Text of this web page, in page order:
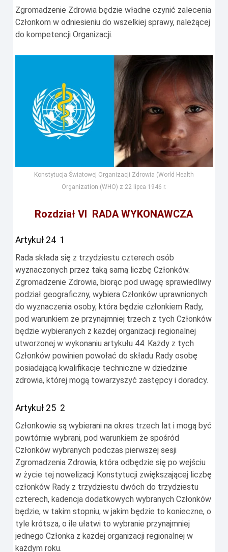
Zgromadzenie Zdrowia będzie władne czynić zalecenia
Członkom w odniesieniu do wszelkiej sprawy, należącej
do kompetencji Organizacji.
Konstytucja Światowej Organizacji Zdrowia (World Health
Organization (WHO) z 22 lipca 1946 r.
Rozdział VI RADA WYKONAWCZA
Artykuł 24 1
Rada składa się z trzydziestu czterech osób
wyznaczonych przez taką samą liczbę Członków.
Zgromadzenie Zdrowia, biorąc pod uwagę sprawiedliwy
podział geograficzny, wybiera Członków uprawnionych
do wyznaczenia osoby, która będzie członkiem Rady,
pod warunkiem że przynajmniej trzech z tych Członków
będzie wybieranych z każdej organizacji regionalnej
utworzonej w wykonaniu artykułu 44. Każdy z tych
Członków powinien powołać do składu Rady osobę
posiadającą kwalifikacje techniczne w dziedzinie
zdrowia, której mogą towarzyszyć zastępcy i doradcy.
Artykuł 25 2
Członkowie są wybierani na okres trzech lat i mogą być
powtórnie wybrani, pod warunkiem że spośród
Członków wybranych podczas pierwszej sesji
Zgromadzenia Zdrowia, która odbędzie się po wejściu
w życie tej nowelizacji Konstytucji zwiększającej liczbę
członków Rady z trzydziestu dwóch do trzydziestu
czterech, kadencja dodatkowych wybranych Członków
będzie, w takim stopniu, w jakim będzie to konieczne, o
tyle krótsza, o ile ułatwi to wybranie przynajmniej
jednego Członka z każdej organizacji regionalnej w
każdym roku.